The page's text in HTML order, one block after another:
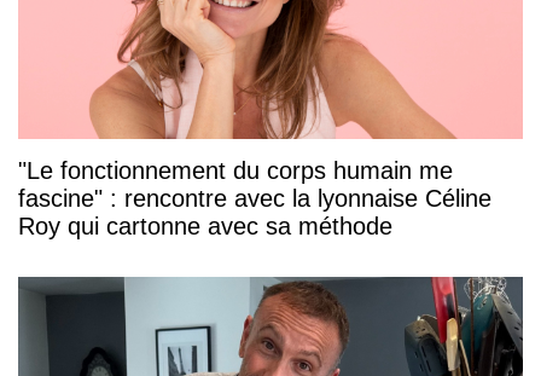
"Le fonctionnement du corps humain me
fascine" : rencontre avec la lyonnaise Céline
Roy qui cartonne avec sa méthode